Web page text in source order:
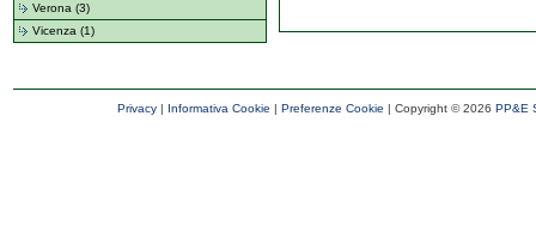
Verona (3)
Vicenza (1)
Privacy| Informativa Cookie | Preferenze Cookie | Copyright ©2026 PP&E